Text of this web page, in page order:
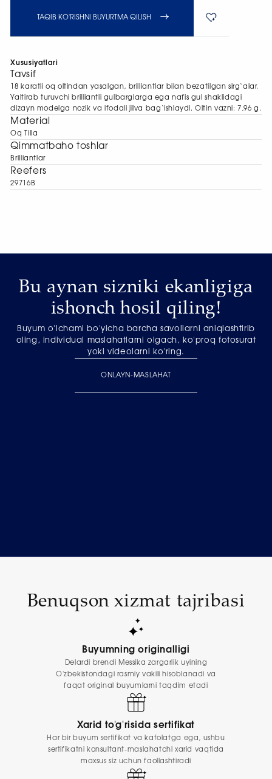
TAQIB KO'RISHNI BUYURTMA QILISH
Xususiyatlari
Tavsif
18 karatli oq oltindan yasalgan, brilliantlar bilan bezatilgan sirg‘alar.
Yaltirab turuvchi brilliantli gulbarglarga ega nafis gul shaklidagi
dizayn modelga nozik va ifodali jilva bag‘ishlaydi. Oltin vazni: 7,96 g.
Material
Oq Tilla
Qimmatbaho toshlar
Brilliantlar
Reefers
29716B
Bu aynan sizniki ekanligiga
ishonch hosil qiling!
Buyum o'lchami bo'yicha barcha savollarni aniqlashtirib
oling, individual maslahatlarni olgach, ko'proq fotosurat
yoki videolarni ko'ring.
ONLAYN-MASLAHAT
Benuqson xizmat tajribasi
Buyumning originalligi
Delardi brendi Messika zargarlik uyining
O'zbekistondagi rasmiy vakili hisoblanadi va
faqat original buyumlarni taqdim etadi
Xarid to'g'risida sertifikat
Har bir buyum sertifikat va kafolatga ega, ushbu
sertifikatni konsultant-maslahatchi xarid vaqtida
maxsus siz uchun faollashtiradi